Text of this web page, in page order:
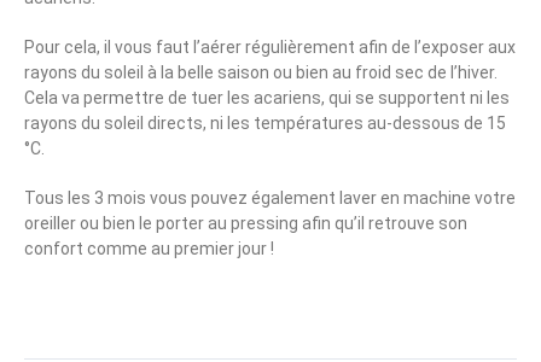
Pour cela, il vous faut l’aérer régulièrement afin de l’exposer aux
rayons du soleil à la belle saison ou bien au froid sec de l’hiver.
Cela va permettre de tuer les acariens, qui se supportent ni les
rayons du soleil directs, ni les températures au-dessous de 15
°C.
Tous les 3 mois vous pouvez également laver en machine votre
oreiller ou bien le porter au pressing afin qu’il retrouve son
confort comme au premier jour !